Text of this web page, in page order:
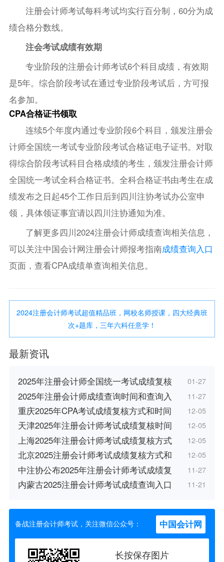
注册会计师考试每科考试均实行百分制，60分为成
绩合格分数线。
注会考试成绩有效期
专业阶段的注册会计师考试6个科目成绩，有效期
是5年。综合阶段考试在通过专业阶段考试后，方可报
名参加。
CPA合格证书领取
连续5个年度内通过专业阶段6个科目，颁发注册会
计师全国统一考试专业阶段考试合格证电子证书。对取
得综合阶段考试科目合格成绩的考生，颁发注册会计师
全国统一考试全科合格证书。全科合格证书由考生在成
绩发布之日起45个工作日后到四川注协考试办公室申
领，具体领证事宜请以四川注协通知为准。
了解更多四川2024注册会计师成绩查询相关信息，
可以关注中国会计网注册会计师报考指南成绩查询入口
页面，查看CPA成绩单查询相关信息。
2024注册会计师考试超值精品班，网校名师授课，四大经典班
次+题库，三年六科任意学！
最新资讯
2025年注册会计师全国统一考试成绩复核 01-27
2025年注册会计师成绩查询时间和查询入 11-27
重庆2025年CPA考试成绩复核方式和时间 12-05
天津2025年注册会计师考试成绩复核时间 12-05
上海2025年注册会计师考试成绩复核方式 12-05
北京2025注册会计师考试成绩复核方式和 12-05
中注协公布2025年注册会计师考试成绩复 11-27
内蒙古2025注册会计师考试成绩查询入口 11-21
备战注册会计师考试，关注微信公众号： 中国会计网
长按保存图片